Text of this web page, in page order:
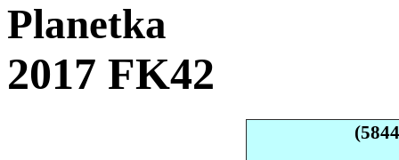
Planetka
2017 FK42